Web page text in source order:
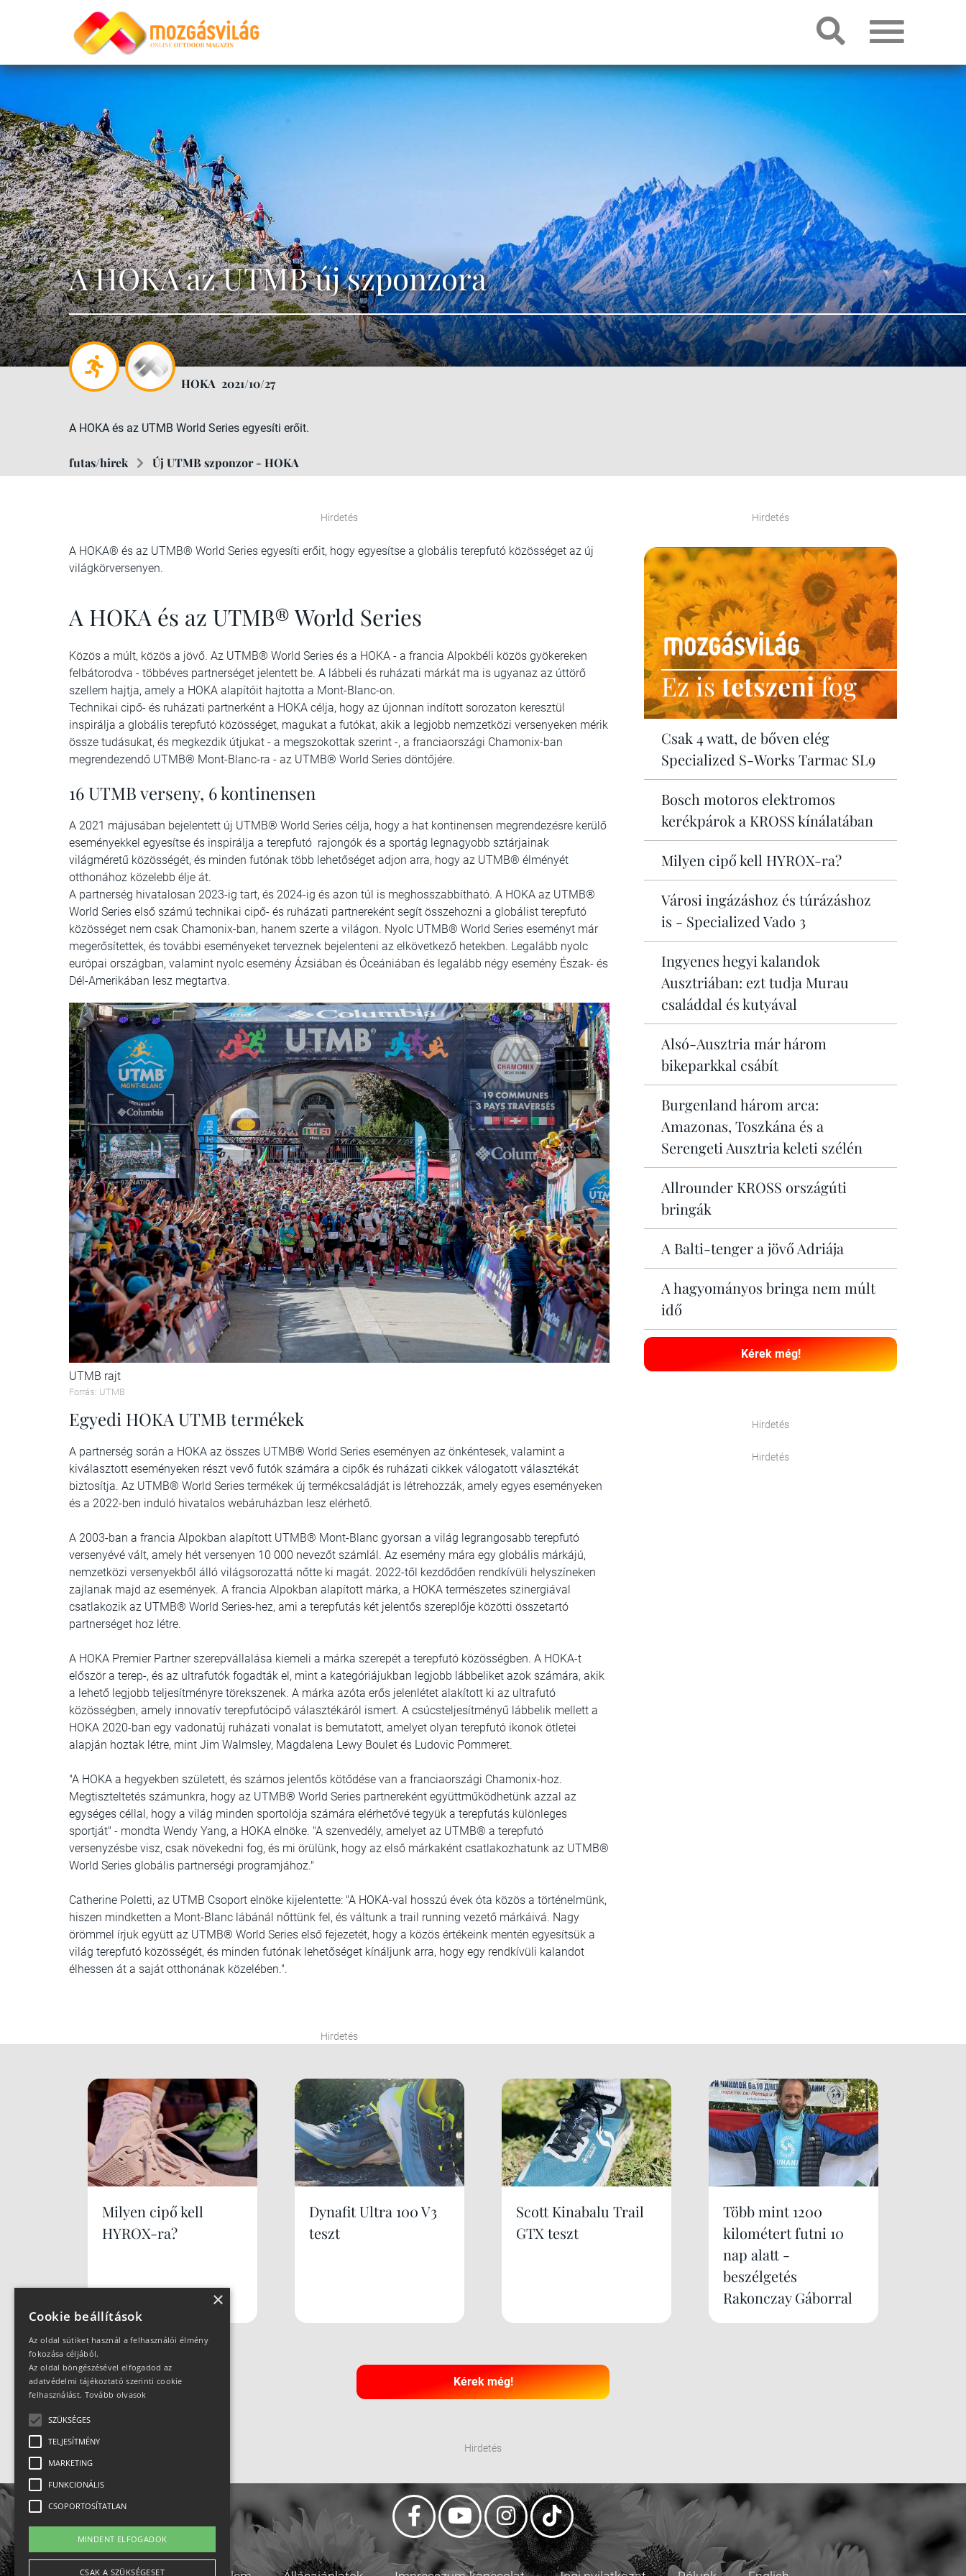
A HOKA az UTMB új szponzora
HOKA 2021/10/27
A HOKA és az UTMB World Series egyesíti erőit.
futas/hirek Új UTMB szponzor - HOKA
Hirdetés
A HOKA® és az UTMB® World Series egyesíti erőit, hogy egyesítse a globális terepfutó közösséget az új
világkörversenyen.
A HOKA és az UTMB® World Series
Közös a múlt, közös a jövő. Az UTMB® World Series és a HOKA - a francia Alpokbéli közös gyökereken
felbátorodva - többéves partnerséget jelentett be. A lábbeli és ruházati márkát ma is ugyanaz az úttörő
szellem hajtja, amely a HOKA alapítóit hajtotta a Mont-Blanc-on.
Technikai cipő- és ruházati partnerként a HOKA célja, hogy az újonnan indított sorozaton keresztül
inspirálja a globális terepfutó közösséget, magukat a futókat, akik a legjobb nemzetközi versenyeken mérik
össze tudásukat, és megkezdik útjukat - a megszokottak szerint -, a franciaországi Chamonix-ban
megrendezendő UTMB® Mont-Blanc-ra - az UTMB® World Series döntőjére.
16 UTMB verseny, 6 kontinensen
A 2021 májusában bejelentett új UTMB® World Series célja, hogy a hat kontinensen megrendezésre kerülő
eseményekkel egyesítse és inspirálja a terepfutó rajongók és a sportág legnagyobb sztárjainak
világméretű közösségét, és minden futónak több lehetőséget adjon arra, hogy az UTMB® élményét
otthonához közelebb élje át.
A partnerség hivatalosan 2023-ig tart, és 2024-ig és azon túl is meghosszabbítható. A HOKA az UTMB®
World Series első számú technikai cipő- és ruházati partnereként segít összehozni a globálist terepfutó
közösséget nem csak Chamonix-ban, hanem szerte a világon. Nyolc UTMB® World Series eseményt már
megerősítettek, és további eseményeket terveznek bejelenteni az elkövetkező hetekben. Legalább nyolc
európai országban, valamint nyolc esemény Ázsiában és Óceániában és legalább négy esemény Észak- és
Dél-Amerikában lesz megtartva.
UTMB rajt
Forrás: UTMB
Egyedi HOKA UTMB termékek
A partnerség során a HOKA az összes UTMB® World Series eseményen az önkéntesek, valamint a
kiválasztott eseményeken részt vevő futók számára a cipők és ruházati cikkek válogatott választékát
biztosítja. Az UTMB® World Series termékek új termékcsaládját is létrehozzák, amely egyes eseményeken
és a 2022-ben induló hivatalos webáruházban lesz elérhető.
A 2003-ban a francia Alpokban alapított UTMB® Mont-Blanc gyorsan a világ legrangosabb terepfutó
versenyévé vált, amely hét versenyen 10 000 nevezőt számlál. Az esemény mára egy globális márkájú,
nemzetközi versenyekből álló világsorozattá nőtte ki magát. 2022-től kezdődően rendkívüli helyszíneken
zajlanak majd az események. A francia Alpokban alapított márka, a HOKA természetes szinergiával
csatlakozik az UTMB® World Series-hez, ami a terepfutás két jelentős szereplője közötti összetartó
partnerséget hoz létre.
A HOKA Premier Partner szerepvállalása kiemeli a márka szerepét a terepfutó közösségben. A HOKA-t
először a terep-, és az ultrafutók fogadták el, mint a kategóriájukban legjobb lábbeliket azok számára, akik
a lehető legjobb teljesítményre törekszenek. A márka azóta erős jelenlétet alakított ki az ultrafutó
közösségben, amely innovatív terepfutócipő választékáról ismert. A csúcsteljesítményű lábbelik mellett a
HOKA 2020-ban egy vadonatúj ruházati vonalat is bemutatott, amelyet olyan terepfutó ikonok ötletei
alapján hoztak létre, mint Jim Walmsley, Magdalena Lewy Boulet és Ludovic Pommeret.
"A HOKA a hegyekben született, és számos jelentős kötődése van a franciaországi Chamonix-hoz.
Megtiszteltetés számunkra, hogy az UTMB® World Series partnereként együttműködhetünk azzal az
egységes céllal, hogy a világ minden sportolója számára elérhetővé tegyük a terepfutás különleges
sportját" - mondta Wendy Yang, a HOKA elnöke. "A szenvedély, amelyet az UTMB® a terepfutó
versenyzésbe visz, csak növekedni fog, és mi örülünk, hogy az első márkaként csatlakozhatunk az UTMB®
World Series globális partnerségi programjához."
Catherine Poletti, az UTMB Csoport elnöke kijelentette: "A HOKA-val hosszú évek óta közös a történelmünk,
hiszen mindketten a Mont-Blanc lábánál nőttünk fel, és váltunk a trail running vezető márkáivá. Nagy
örömmel írjuk együtt az UTMB® World Series első fejezetét, hogy a közös értékeink mentén egyesítsük a
világ terepfutó közösségét, és minden futónak lehetőséget kínáljunk arra, hogy egy rendkívüli kalandot
élhessen át a saját otthonának közelében.".
Hirdetés
Hirdetés
Ez istetszenifog
Csak 4 watt, de bőven elég
Specialized S-Works Tarmac SL9
Bosch motoros elektromos
kerékpárok a KROSS kínálatában
Milyen cipő kell HYROX-ra?
Városi ingázáshoz és túrázáshoz
is - Specialized Vado 3
Ingyenes hegyi kalandok
Ausztriában: ezt tudja Murau
családdal és kutyával
Alsó-Ausztria már három
bikeparkkal csábít
Burgenland három arca:
Amazonas, Toszkána és a
Serengeti Ausztria keleti szélén
Allrounder KROSS országúti
bringák
A Balti-tenger a jövő Adriája
A hagyományos bringa nem múlt
idő
Kérek még!
Hirdetés
Hirdetés
Milyen cipő kell
HYROX-ra?
Dynafit Ultra 100 V3
teszt
Scott Kinabalu Trail
GTX teszt
Több mint 1200
kilométert futni 10
nap alatt -
beszélgetés
Rakonczay Gáborral
Kérek még!
Hirdetés
×
Cookie beállítások
Az oldal sütiket használ a felhasználói élmény
fokozása céljából.
Az oldal böngészésével elfogadod az
adatvédelmi tájékoztató szerinti cookie
felhasználást. Tovább olvasok
SZÜKSÉGES
TELJESÍTMÉNY
MARKETING
FUNKCIONÁLIS
CSOPORTOSÍTATLAN
MINDENT ELFOGADOK
CSAK A SZÜKSÉGESET